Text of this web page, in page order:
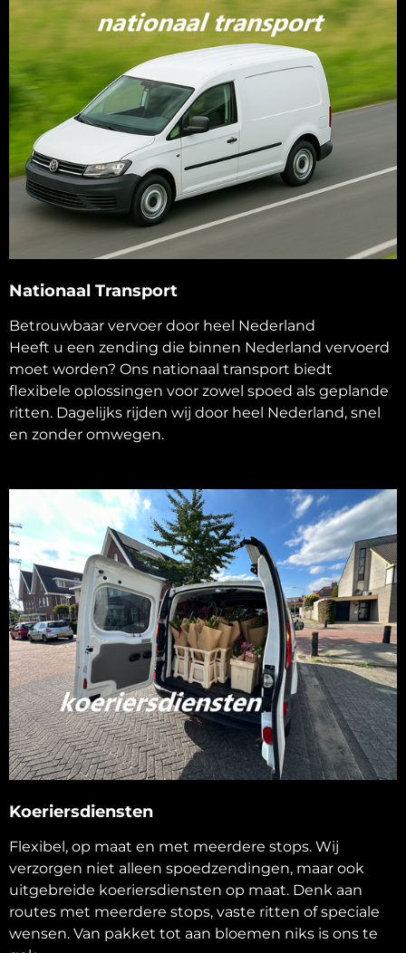
Nationaal Transport
Betrouwbaar vervoer door heel Nederland
Heeft u een zending die binnen Nederland vervoerd
moet worden? Ons nationaal transport biedt
flexibele oplossingen voor zowel spoed als geplande
ritten. Dagelijks rijden wij door heel Nederland, snel
en zonder omwegen.
Koeriersdiensten
Flexibel, op maat en met meerdere stops. Wij
verzorgen niet alleen spoedzendingen, maar ook
uitgebreide koeriersdiensten op maat. Denk aan
routes met meerdere stops, vaste ritten of speciale
wensen. Van pakket tot aan bloemen niks is ons te